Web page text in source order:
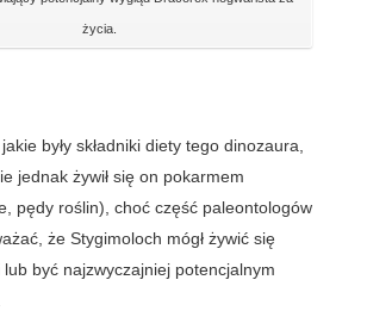
życia.
były składniki diety tego dinozaura,
jednak żywił się on pokarmem
pędy roślin), choć część paleontologów
że Stygimoloch mógł żywić się
być najzwyczajniej potencjalnym